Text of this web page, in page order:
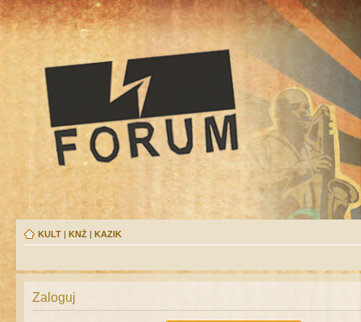
KULT | KNŻ | KAZIK
Zaloguj